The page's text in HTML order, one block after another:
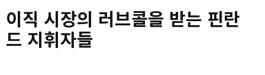
이직 시장의 러브콜을 받는 핀란
드 지휘자들